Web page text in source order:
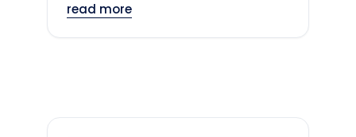
read more